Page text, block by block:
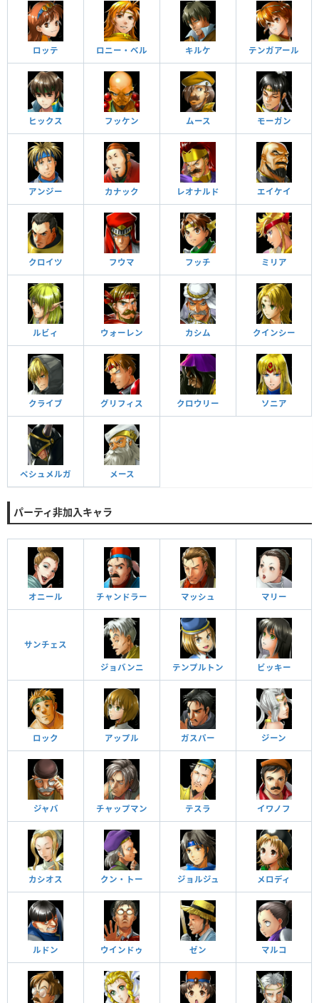
ロッテ ロニー・ベル キルケ テンガアール
ヒックス フッケン ムース モーガン
アンジー カナック レオナルド エイケイ
クロイツ フウマ フッチ ミリア
ルビィ ウォーレン カシム クインシー
クライブ グリフィス クロウリー ソニア
ペシュメルガ メース
パーティ非加入キャラ
オニール チャンドラー マッシュ マリー
サンチェス
ジョバンニ テンプルトン ビッキー
ロック アップル ガスパー ジーン
ジャバ チャップマン テスラ イワノフ
カシオス クン・トー ジョルジュ メロディ
ルドン ウインドゥ ゼン マルコ